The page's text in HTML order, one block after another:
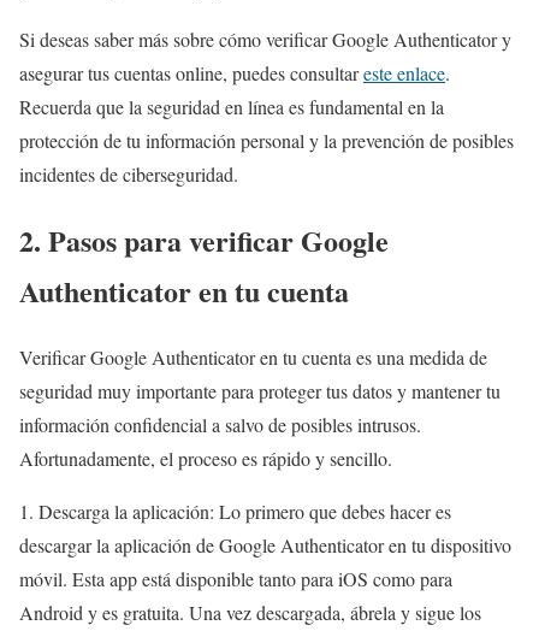
Si deseas saber más sobre cómo verificar Google Authenticator y
asegurar tus cuentas online, puedes consultareste enlace.
Recuerda que la seguridad en línea es fundamental en la
protección de tu información personal y la prevención de posibles
incidentes de ciberseguridad.
2. Pasos para verificar Google
Authenticator en tu cuenta
Verificar Google Authenticator en tu cuenta es una medida de
seguridad muy importante para proteger tus datos y mantener tu
información confidencial a salvo de posibles intrusos.
Afortunadamente, el proceso es rápido y sencillo.
1. Descarga la aplicación: Lo primero que debes hacer es
descargar la aplicación de Google Authenticator en tu dispositivo
móvil. Esta app está disponible tanto para iOS como para
Android y es gratuita. Una vez descargada, ábrela y sigue los